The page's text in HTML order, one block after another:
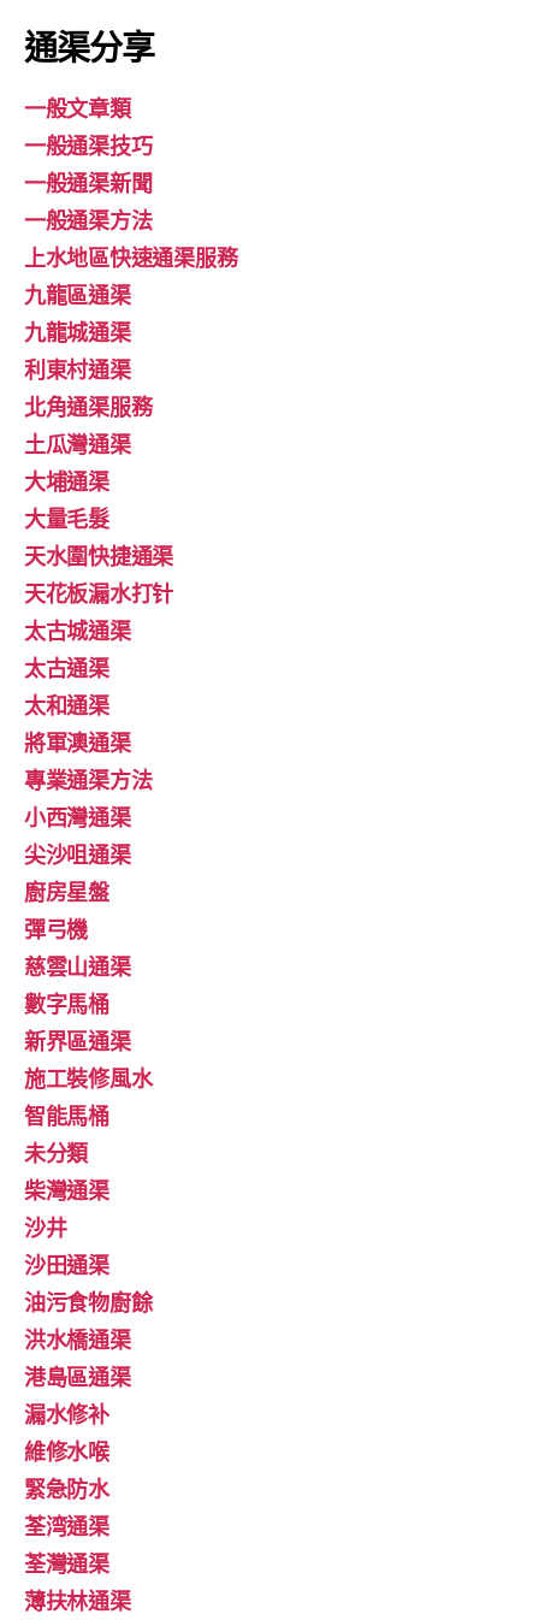
通渠分享
一般文章類
一般通渠技巧
一般通渠新聞
一般通渠方法
上水地區快速通渠服務
九龍區通渠
九龍城通渠
利東村通渠
北角通渠服務
土瓜灣通渠
大埔通渠
大量毛髮
天水圍快捷通渠
天花板漏水打针
太古城通渠
太古通渠
太和通渠
將軍澳通渠
專業通渠方法
小西灣通渠
尖沙咀通渠
廚房星盤
彈弓機
慈雲山通渠
數字馬桶
新界區通渠
施工裝修風水
智能馬桶
未分類
柴灣通渠
沙井
沙田通渠
油污食物廚餘
洪水橋通渠
港島區通渠
漏水修补
維修水喉
緊急防水
荃湾通渠
荃灣通渠
薄扶林通渠